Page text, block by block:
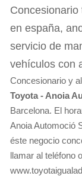
en españa,
servicio de
vehículos con
Concesionario y
Toyota - Anoia
Barcelona. El
Anoia Automoció
éste negocio
llamar al teléfono